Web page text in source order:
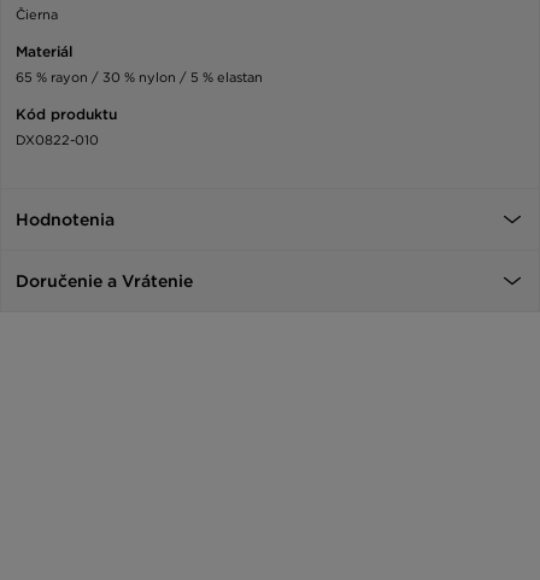
Čierna
Materiál
65 % rayon / 30 % nylon / 5 % elastan
Kód produktu
DX0822-010
Hodnotenia
Doručenie a Vrátenie